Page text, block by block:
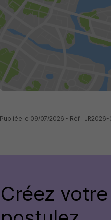
Publiée le 09/07/2026 - Réf : JR2026-
Créez